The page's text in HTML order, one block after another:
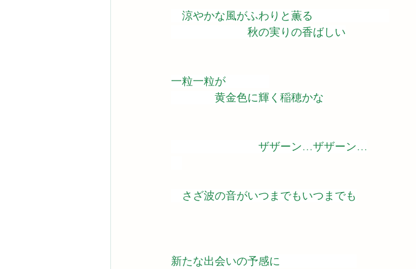
涼やかな風がふわりと薫る
秋の実りの香ばしい
一粒一粒が
黄金色に輝く稲穂かな
ザザーン…ザザーン…
さざ波の音がいつまでもいつまでも
新たな出会いの予感に